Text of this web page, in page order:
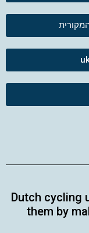
Dutch cycling
them by